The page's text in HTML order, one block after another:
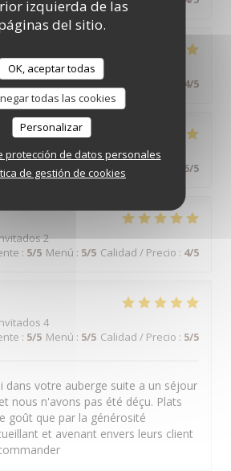
izquierda de las
del sitio.
OK, aceptar todas
todas las cookies
Personalizar
protección de datos personales
de gestión de cookies
6
:4/5 Menú:5/5 Calidad / Precio 4/5
3
: 5 /5 Menú :5 /5 Calidad / Precio 5/5
2
: 5/5 Menú : 5/5 Calidad / Precio : 4/5
4
: 5/5 Menú : 5/5 Calidad / Precio : 5/5
dans votre auberge suite a un séjour
nous n'avons pas été déçu. Plats
goût que par la générosité
et avenant envers leurs client